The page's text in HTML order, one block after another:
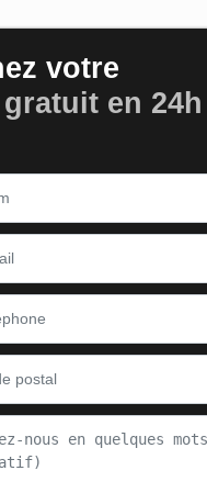
votre
en 24h